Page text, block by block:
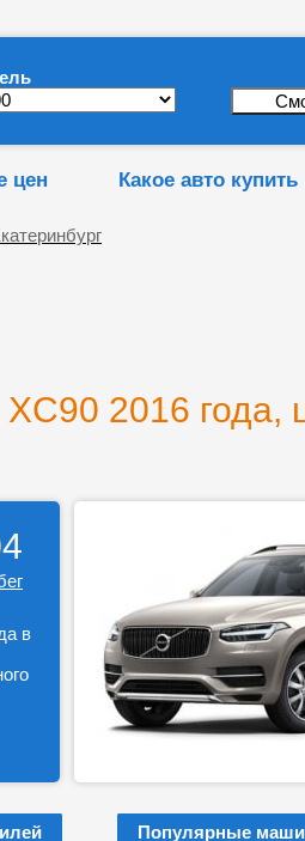
цен Какое авто купить
2016 года,
в
Популярные